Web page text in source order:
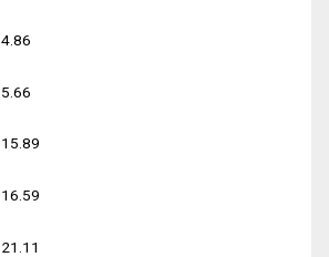
4.86
5.66
15.89
16.59
21.11